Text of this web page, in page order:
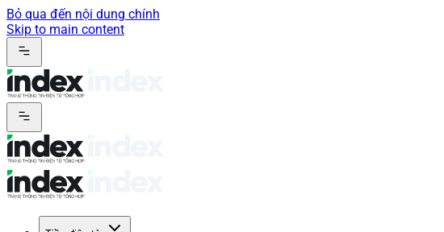
Bỏ qua đến nội dung chính
Skip to main content